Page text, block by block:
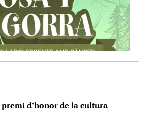
d’honor de la cultura